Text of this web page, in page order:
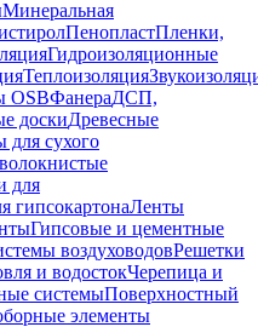
Минеральная
ПенопластПленки,
Гидроизоляционные
Теплоизоляция
OSBФанераДСП,
доскиДревесные
для сухого
для
гипсокартонаЛенты
Гипсовые и цементные
воздуховодовРешетки
и водостокЧерепица и
системыПоверхностный
элементы